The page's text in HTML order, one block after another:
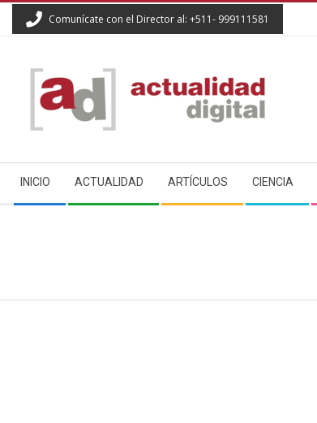
Comunícate con el Director al: +511- 999111581
ACTUALIDAD
DIGITAL
Navigation
Menu
INICIO ACTUALIDAD ARTÍCULOS CIENCIA